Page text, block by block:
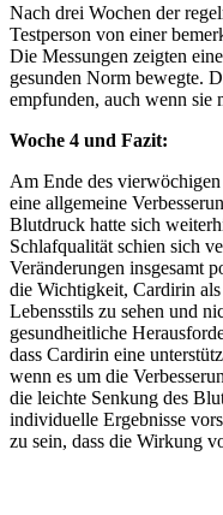
Nach drei Wochen der
Testperson von einer
Die Messungen zeigten
gesunden Norm bewegte.
empfunden, auch wenn sie
Woche 4 und Fazit:
Am Ende des vierwöchigen
eine allgemeine
Blutdruck hatte sich
Schlafqualität schien sich
Veränderungen insgesamt
die Wichtigkeit, Cardirin als
Lebensstils zu sehen und
gesundheitliche
dass Cardirin eine
wenn es um die
die leichte Senkung des
individuelle Ergebnisse
zu sein, dass die Wirkung